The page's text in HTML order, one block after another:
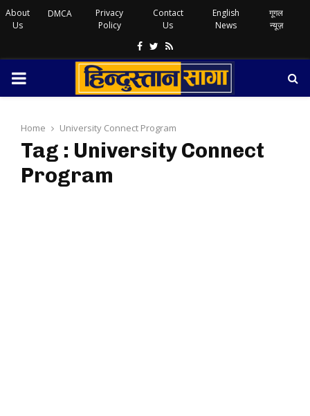
About
Us
DMCA
Privacy
Policy
Contact
Us
English
News
गूगल
न्यूज़
Facebook
Twitter
Rss
PRIMARY
Home University Connect Program
Tag : University Connect
Program